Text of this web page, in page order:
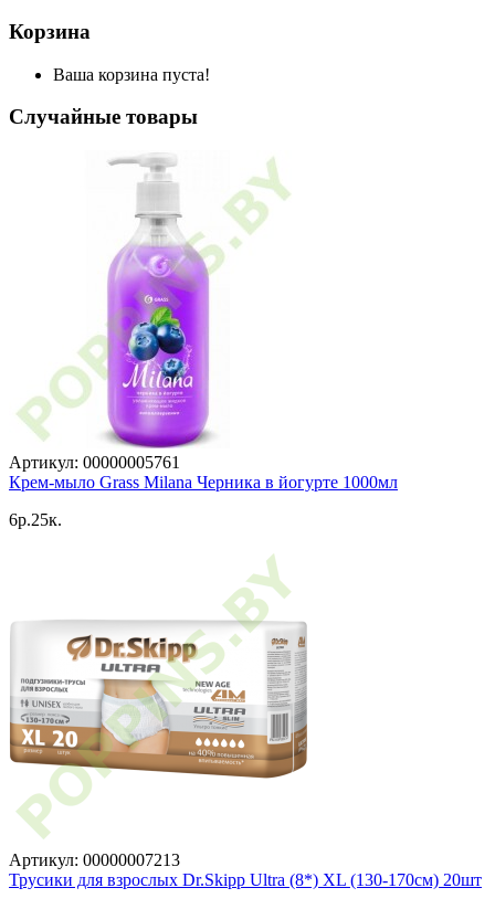
Корзина
Ваша корзина пуста!
Случайные товары
Артикул: 00000005761
Крем-мыло Grass Milana Черника в йогурте 1000мл
6p.25к.
Артикул: 00000007213
Трусики для взрослых Dr.Skipp Ultra (8*) XL (130-170см) 20шт